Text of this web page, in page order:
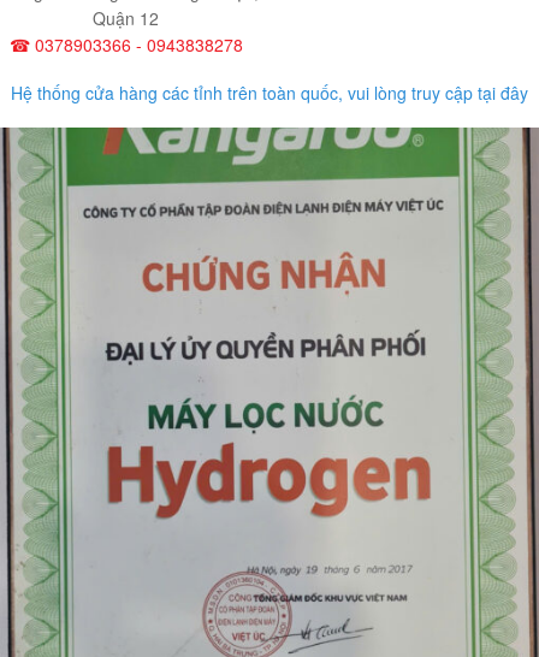
Quận 12
☎ 0378903366 - 0943838278
Hệ thống cửa hàng các tỉnh trên toàn quốc, vui lòng truy cập tại đây